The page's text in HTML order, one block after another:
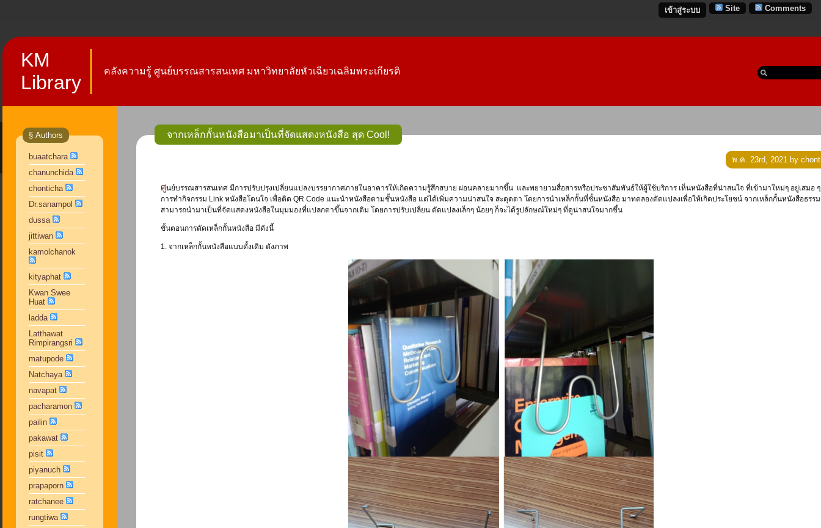
Comments
Site
เข้าสู่ระบบ
KM
Library
คลังความรู้ ศูนย์บรรณสารสนเทศ มหาวิทยาลัยหัวเฉียวเฉลิมพระเกียรติ
§ Authors
buaatchara
chanunchida
chonticha
Dr.sanampol
dussa
jittiwan
kamolchanok
kityaphat
Kwan Swee
Huat
ladda
Latthawat
Rimpirangsri
matupode
Natchaya
navapat
pacharamon
pailin
pakawat
pisit
piyanuch
prapaporn
ratchanee
rungtiwa
จากเหล็กกั้นหนังสือมาเป็นที่จัดแสดงหนังสือ สุด Cool!
พ.ค. 23rd, 2021 by
ศูนย์บรรณสารสนเทศ มีการปรับปรุงเปลี่ยนแปลงบรรยากาศภายในอาคารให้เกิดความรู้สึกสบาย ผ่อนคลายมากขึ้น และพยายามสื่อสารหรือประชาสัมพันธ์ให้ผู้ใช้บริการ เห็นหนังสือที่น่าสนใจ ที่เข้ามาใหม่ๆ อยู่เสมอ ๆ โดย
การทำกิจกรรม Link หนังสือโดนใจ เพื่อติด QR Code แนะนำหนังสือตามชั้นหนังสือ แต่ได้เพิ่มความน่าสนใจ สะดุดตา โดยการนำเหล็กกั้นที่ชั้นหนังสือ มาทดลองดัดแปลงเพื่อให้เกิดประโยชน์ จากเหล็กกั้นหนังสือธรร
สามารถนำมาเป็นที่จัดแสดงหนังสือในมุมมองที่แปลกตาขึ้นจากเดิม โดยการปรับเปลี่ยน ดัดแปลงเล็กๆ น้อยๆ ก็จะได้รูปลักษณ์ใหม่ๆ ที่ดูน่าสนใจมากขึ้น
ขั้นตอนการดัดเหล็กกั้นหนังสือ มีดังนี้
1. จากเหล็กกั้นหนังสือแบบดั้งเดิม ดังภาพ